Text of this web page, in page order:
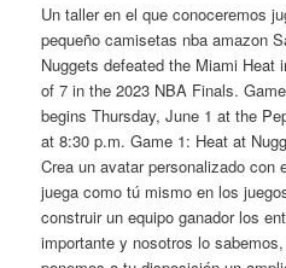
Un taller en el que conoceremos
pequeño camisetas nba amazon
Nuggets defeated the Miami Heat
of 7 in the 2023 NBA Finals.
begins Thursday, June 1 at the
at 8:30 p.m. Game 1: Heat at
Crea un avatar personalizado con
juega como tú mismo en los
construir un equipo ganador los
importante y nosotros lo